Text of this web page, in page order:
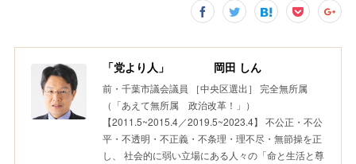
「党より人」 岡田 しん
前・千葉市議会議員 ［中央区選出］ 完全無所属
（「あえて無所属 政治改革！」）
【2011.5~2015.4／2019.5~2023.4】 不公正・不公
平・不透明・不正義・不条理・理不尽・無節操を正
し、 社会的に弱い立場にある人々の「命と生活と尊